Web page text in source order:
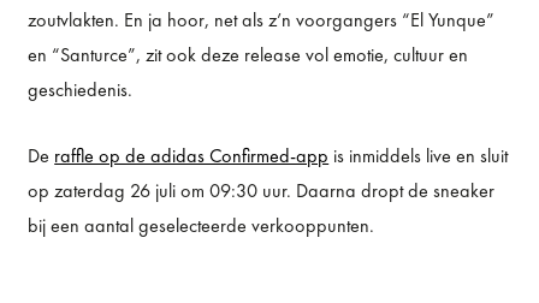
zoutvlakten. En ja hoor, net als z’n voorgangers “El Yunque”
en “Santurce”, zit ook deze release vol emotie, cultuur en
geschiedenis.
De raffle op de adidas Confirmed-app is inmiddels live en sluit
op zaterdag 26 juli om 09:30 uur. Daarna dropt de sneaker
bij een aantal geselecteerde verkooppunten.